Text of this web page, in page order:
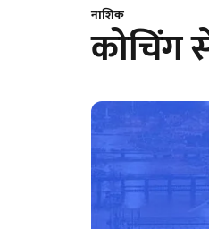
नाशिक
कोचिंग